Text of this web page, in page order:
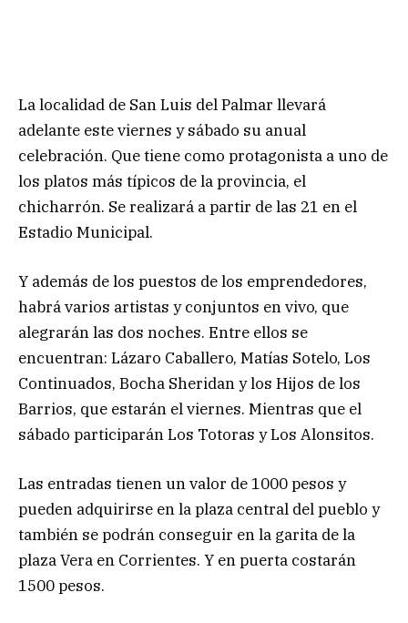
La localidad de San Luis del Palmar llevará
adelante este viernes y sábado su anual
celebración. Que tiene como protagonista a uno de
los platos más típicos de la provincia, el
chicharrón. Se realizará a partir de las 21 en el
Estadio Municipal.
Y además de los puestos de los emprendedores,
habrá varios artistas y conjuntos en vivo, que
alegrarán las dos noches. Entre ellos se
encuentran: Lázaro Caballero, Matías Sotelo, Los
Continuados, Bocha Sheridan y los Hijos de los
Barrios, que estarán el viernes. Mientras que el
sábado participarán Los Totoras y Los Alonsitos.
Las entradas tienen un valor de 1000 pesos y
pueden adquirirse en la plaza central del pueblo y
también se podrán conseguir en la garita de la
plaza Vera en Corrientes. Y en puerta costarán
1500 pesos.